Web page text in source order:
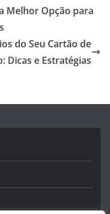
Melhor Opção para
do Seu Cartão de
Dicas e Estratégias